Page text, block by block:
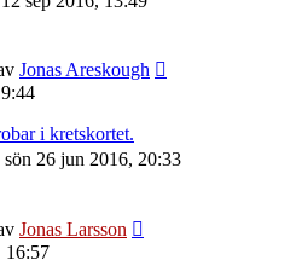
Jonas Areskough
i kretskortet.
sön 26 jun 2016, 20:33
Jonas Larsson
16:57